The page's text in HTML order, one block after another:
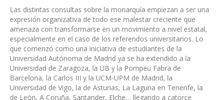
Las distintas consultas sobre la monarquía empiezan a ser una
expresión organizativa de todo ese malestar creciente que
amenaza con transformarse en un movimiento a nivel estatal,
especialmente en el caso de los referendos universitarios. Lo
que comenzó como una iniciativa de estudiantes de la
Universidad Autónoma de Madrid ya se ha extendido a la
Universidad de Zaragoza, la UB y la Pompeu Fabra de
Barcelona, la Carlos III y la UCM-UPM de Madrid, la
Universidad de Vigo, la de Asturias, La Laguna en Tenerife, la
de León, A Coruña, Santander, Elche… llegando a catorce